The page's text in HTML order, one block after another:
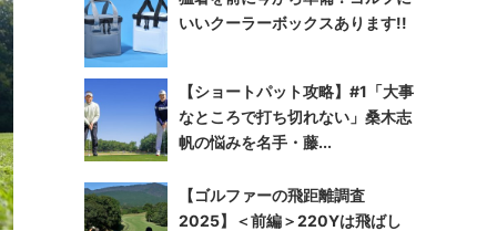
いいクーラーボックスあります!!
【ショートパット攻略】#1「大事
なところで打ち切れない」桑木志
帆の悩みを名手・藤...
【ゴルファーの飛距離調査
2025】＜前編＞220Yは飛ばし